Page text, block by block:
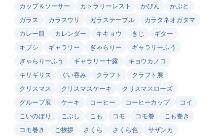
カップ＆ソーサー
カトラリーレスト かびん
かぶと
ガラス
カラスウリ ガラステーブル
カラタネオガタマ
カレー皿
カレンダー キキョウ きじ
ギター
キブシ
ギャラリー ぎゃらりー
ギャラリーふう
ぎゃらりーふう
ギャラリー十露
キョウカノコ
キリギリス
ぐい吞み クラフト
クラフト展
クリスマス
クリスマスケーキ
クリスマスローズ
グループ展
ケーキ コーヒー コーヒーカップ
コイ
こいのぼり
こぶし こも コモ コモ巻
こも巻き
コモ巻き
ご挨拶 さくら さくら色
サザンカ